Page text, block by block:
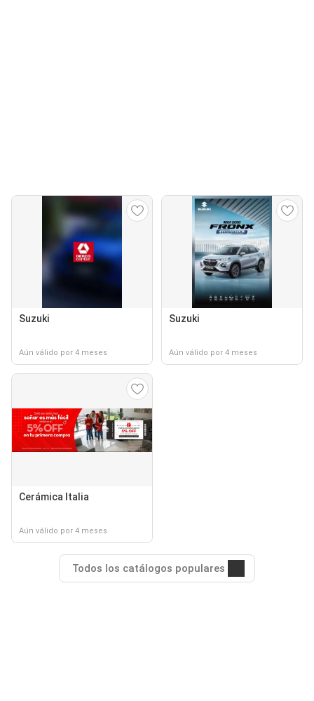
Suzuki
Aún válido por 4 meses
Suzuki
Aún válido por 4 meses
Cerámica Italia
Aún válido por 4 meses
Todos los catálogos populares